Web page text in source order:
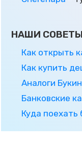
НАШИ
Как открыть
Как купить
Аналоги
Банковские
Куда поехать